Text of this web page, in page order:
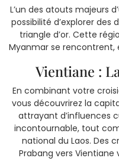
L’un des atouts majeurs
possibilité d’explorer
triangle d’or. Cette
Myanmar se rencontrent,
Vientiane :
En combinant votre
vous découvrirez la
attrayant d’influences
incontournable, tout
national du Laos. Des
Prabang vers